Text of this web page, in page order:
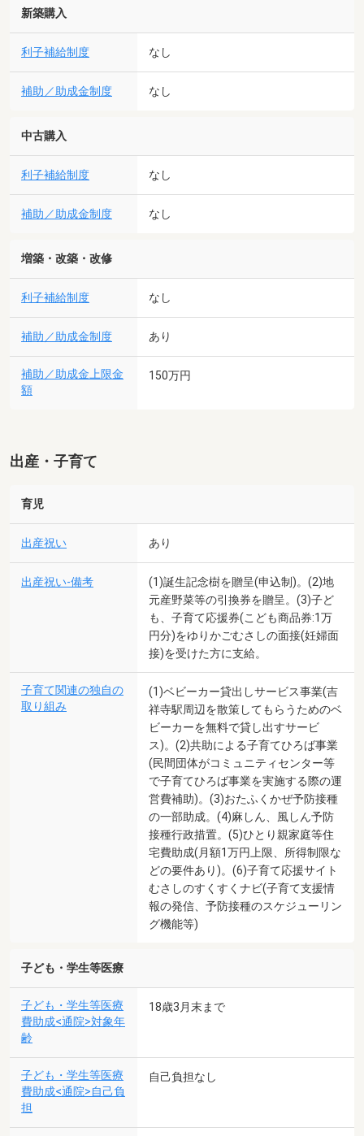
新築購入
利子補給制度 なし
補助／助成金制度 なし
中古購入
利子補給制度 なし
補助／助成金制度 なし
増築・改築・改修
利子補給制度 なし
補助／助成金制度 あり
補助／助成金上限金
額
150万円
出産・子育て
育児
出産祝い あり
出産祝い-備考
(1)誕生記念樹を贈呈(申込制)。(2)地
元産野菜等の引換券を贈呈。(3)子ど
も、子育て応援券(こども商品券:1万
円分)をゆりかごむさしの面接(妊婦面
接)を受けた方に支給。
子育て関連の独自の
取り組み
(1)ベビーカー貸出しサービス事業(吉
祥寺駅周辺を散策してもらうためのベ
ビーカーを無料で貸し出すサービ
ス)。(2)共助による子育てひろば事業
(民間団体がコミュニティセンター等
で子育てひろば事業を実施する際の運
営費補助)。(3)おたふくかぜ予防接種
の一部助成。(4)麻しん、風しん予防
接種行政措置。(5)ひとり親家庭等住
宅費助成(月額1万円上限、所得制限な
どの要件あり)。(6)子育て応援サイト
むさしのすくすくナビ(子育て支援情
報の発信、予防接種のスケジューリン
グ機能等)
子ども・学生等医療
子ども・学生等医療
費助成<通院>対象年
齢
18歳3月末まで
子ども・学生等医療
費助成<通院>自己負
担
自己負担なし